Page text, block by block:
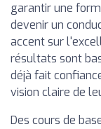
garantir une
devenir un
accent sur
résultats sont
déjà fait
vision claire de
Des cours de